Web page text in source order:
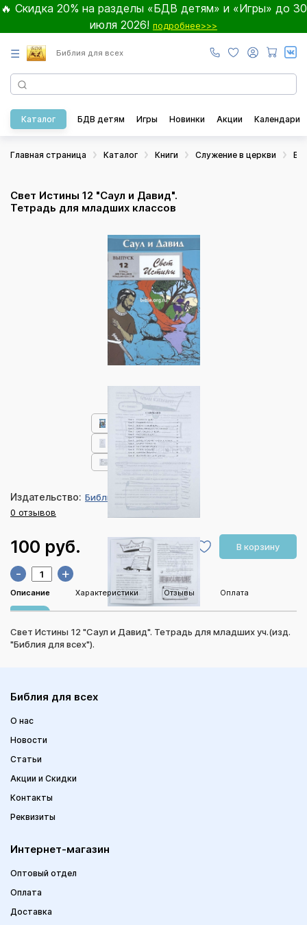
🔥 Скидка 20% на разделы «БДВ детям» и «Игры» до 30
июля 2026! подробнее>>>
☰ Библия для всех
Каталог БДВ детям Игры Новинки Акции Календари
Главная страница Каталог Книги Служение в церкви
Свет Истины 12 "Саул и Давид".
Тетрадь для младших классов
Издательство: Библия для всех
0 отзывов
100 руб. В корзину
- +
Описание Характеристики Отзывы Оплата
Свет Истины 12 "Саул и Давид". Тетрадь для младших уч.(изд.
"Библия для всех").
Библия для всех
О нас
Новости
Статьи
Акции и Скидки
Контакты
Реквизиты
Интернет-магазин
Оптовый отдел
Оплата
Доставка